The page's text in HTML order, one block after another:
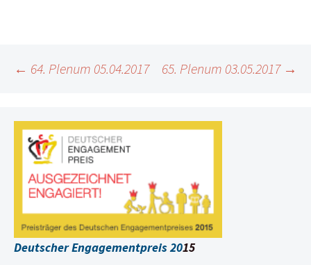
Beitragsnavigation
← 64. Plenum 05.04.2017 65. Plenum 03.05.2017 →
Deutscher Engagementpreis 2015